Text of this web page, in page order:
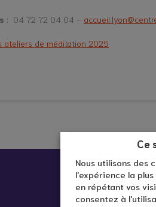
: 04 72 72 04 04 –
ateliers de méditation 2025
Ce
Nous utilisons des
l'expérience la
en répétant vos
consentez à